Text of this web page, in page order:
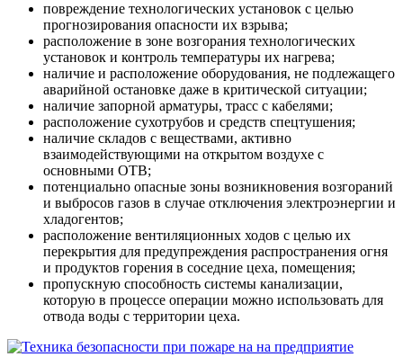
повреждение технологических установок с целью
прогнозирования опасности их взрыва;
расположение в зоне возгорания технологических
установок и контроль температуры их нагрева;
наличие и расположение оборудования, не подлежащего
аварийной остановке даже в критической ситуации;
наличие запорной арматуры, трасс с кабелями;
расположение сухотрубов и средств спецтушения;
наличие складов с веществами, активно
взаимодействующими на открытом воздухе с
основными ОТВ;
потенциально опасные зоны возникновения возгораний
и выбросов газов в случае отключения электроэнергии и
хладогентов;
расположение вентиляционных ходов с целью их
перекрытия для предупреждения распространения огня
и продуктов горения в соседние цеха, помещения;
пропускную способность системы канализации,
которую в процессе операции можно использовать для
отвода воды с территории цеха.